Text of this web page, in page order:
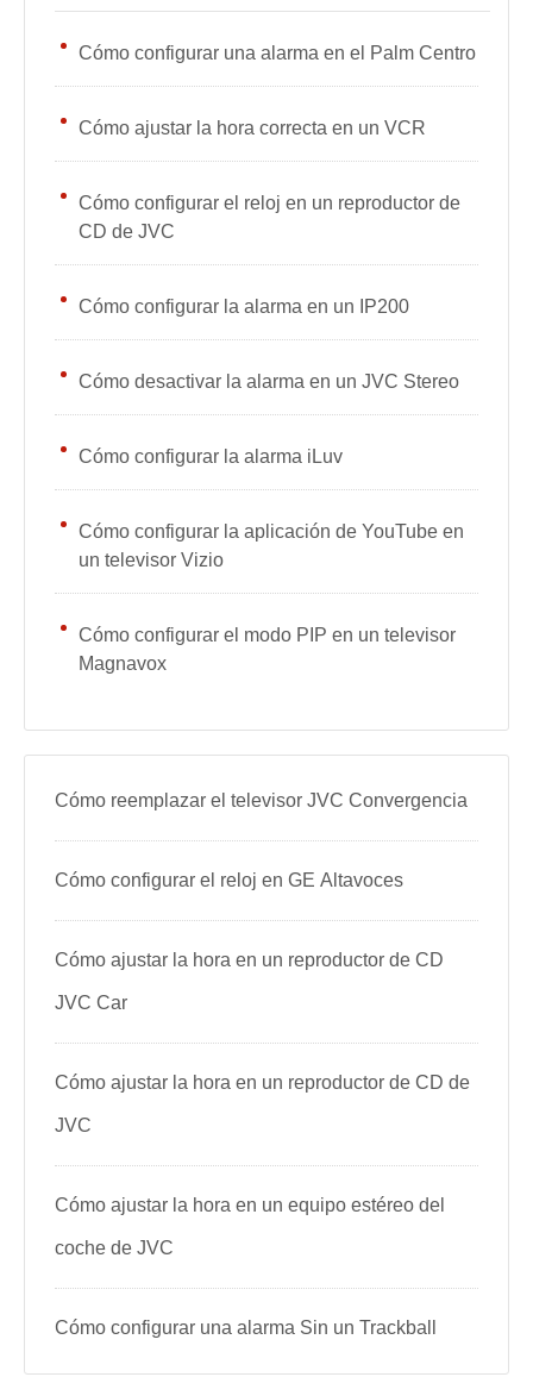
Cómo configurar una alarma en el Palm Centro
Cómo ajustar la hora correcta en un VCR
Cómo configurar el reloj en un reproductor de
CD de JVC
Cómo configurar la alarma en un IP200
Cómo desactivar la alarma en un JVC Stereo
Cómo configurar la alarma iLuv
Cómo configurar la aplicación de YouTube en
un televisor Vizio
Cómo configurar el modo PIP en un televisor
Magnavox
Cómo reemplazar el televisor JVC Convergencia
Cómo configurar el reloj en GE Altavoces
Cómo ajustar la hora en un reproductor de CD
JVC Car
Cómo ajustar la hora en un reproductor de CD de
JVC
Cómo ajustar la hora en un equipo estéreo del
coche de JVC
Cómo configurar una alarma Sin un Trackball